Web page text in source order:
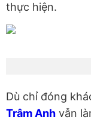
thực hiện.
Dù chỉ đóng
Trâm Anh vẫn